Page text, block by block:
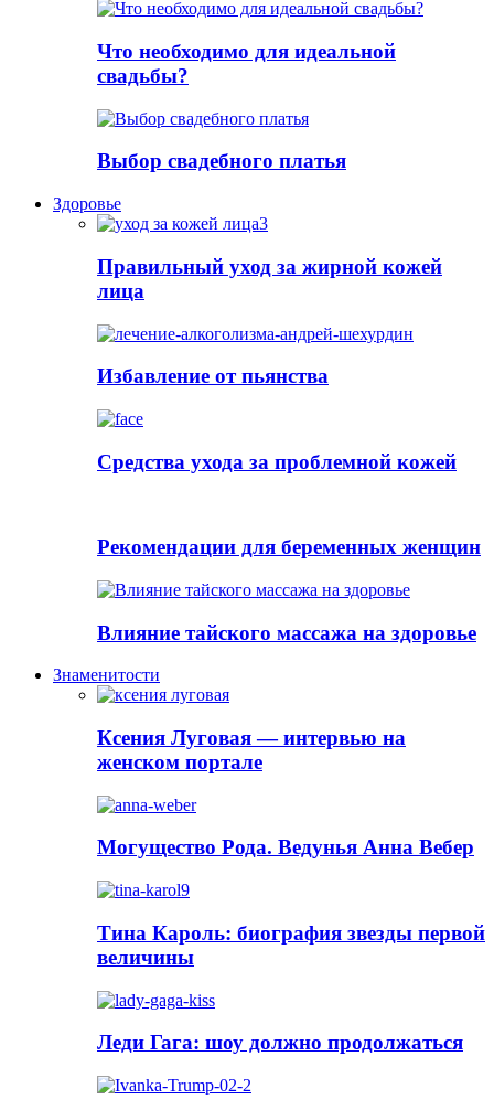
Что необходимо для идеальной
свадьбы?
Выбор свадебного платья
Здоровье
Правильный уход за жирной кожей
лица
Избавление от пьянства
Cредства ухода за проблемной кожей
Рекомендации для беременных женщин
Влияние тайского массажа на здоровье
Знаменитости
Ксения Луговая — интервью на
женском портале
Могущество Рода. Ведунья Анна Вебер
Тина Кароль: биография звезды первой
величины
Леди Гага: шоу должно продолжаться